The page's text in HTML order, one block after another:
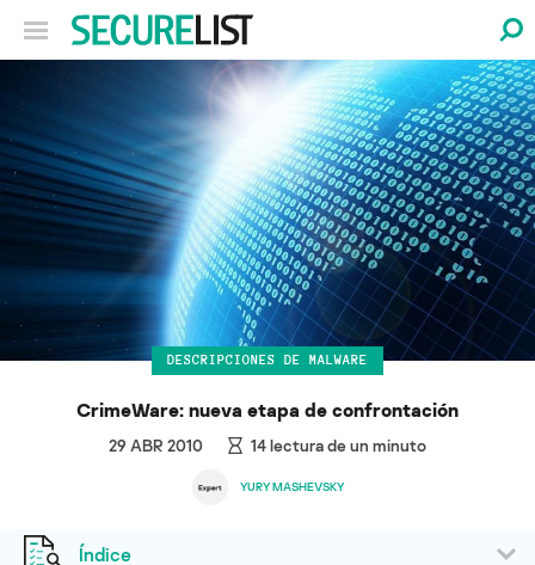
DESCRIPCIONES DE MALWARE
CrimeWare: nueva etapa de confrontación
29 ABR 2010 14lectura de un minuto
YURY MASHEVSKY
Índice